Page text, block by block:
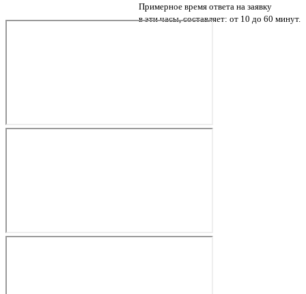
Примерное время ответа на заявку
в эти часы, составляет: от 10 до 60 минут.